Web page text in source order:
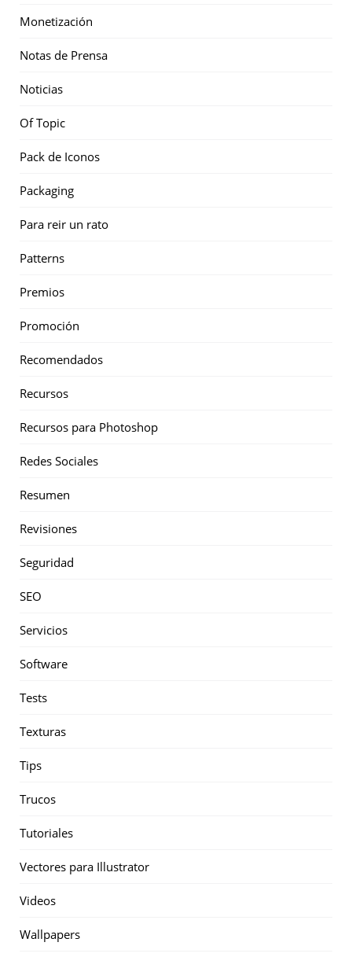
Monetización
Notas de Prensa
Noticias
Of Topic
Pack de Iconos
Packaging
Para reir un rato
Patterns
Premios
Promoción
Recomendados
Recursos
Recursos para Photoshop
Redes Sociales
Resumen
Revisiones
Seguridad
SEO
Servicios
Software
Tests
Texturas
Tips
Trucos
Tutoriales
Vectores para Illustrator
Videos
Wallpapers